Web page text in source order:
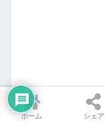
ホーム シェア